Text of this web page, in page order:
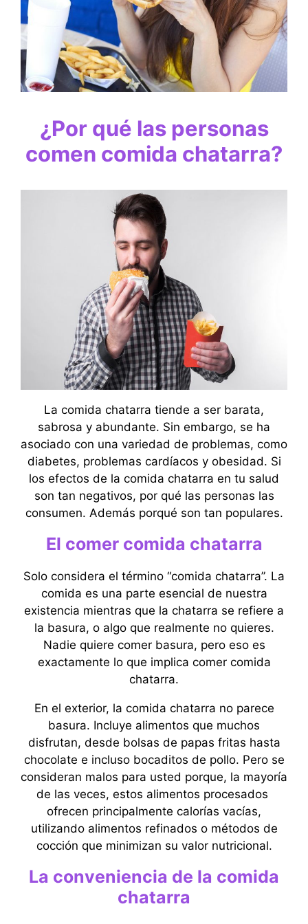
¿Por qué las personas
comen comida chatarra?
La comida chatarra tiende a ser barata,
sabrosa y abundante. Sin embargo, se ha
asociado con una variedad de problemas, como
diabetes, problemas cardíacos y obesidad. Si
los efectos de la comida chatarra en tu salud
son tan negativos, por qué las personas las
consumen. Además porqué son tan populares.
El comer comida chatarra
Solo considera el término “comida chatarra”. La
comida es una parte esencial de nuestra
existencia mientras que la chatarra se refiere a
la basura, o algo que realmente no quieres.
Nadie quiere comer basura, pero eso es
exactamente lo que implica comer comida
chatarra.
En el exterior, la comida chatarra no parece
basura. Incluye alimentos que muchos
disfrutan, desde bolsas de papas fritas hasta
chocolate e incluso bocaditos de pollo. Pero se
consideran malos para usted porque, la mayoría
de las veces, estos alimentos procesados ​​
ofrecen principalmente calorías vacías,
utilizando alimentos refinados o métodos de
cocción que minimizan su valor nutricional.
La conveniencia de la comida
chatarra